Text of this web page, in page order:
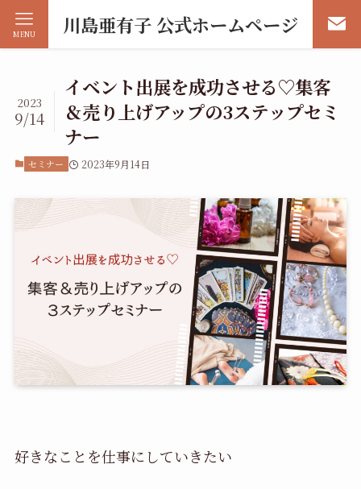
川島亜有子 公式ホームページ
MENU
イベント出展を成功させる♡集客
＆売り上げアップの3ステップセミ
ナー
2023
9/14
セミナー 2023年9月14日
好きなことを仕事にしていきたい